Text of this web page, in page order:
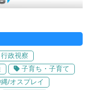
行政視察
子育ち・子育て
/オスプレイ